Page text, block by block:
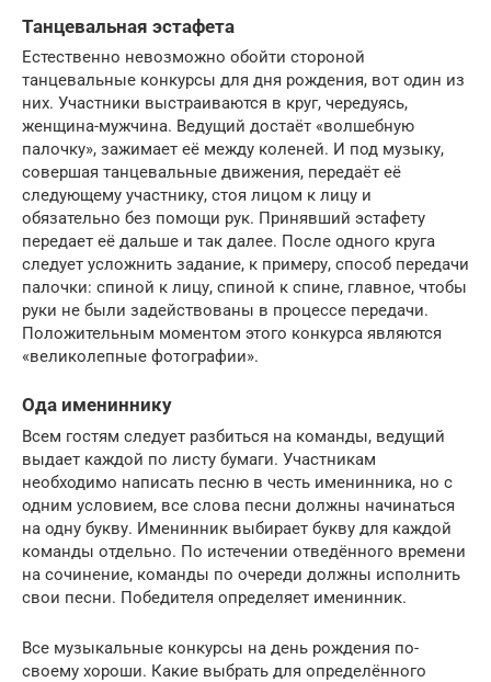
Танцевальная эстафета
Естественно невозможно обойти стороной
танцевальные конкурсы для дня рождения, вот один из
них. Участники выстраиваются в круг, чередуясь,
женщина-мужчина. Ведущий достаёт «волшебную
палочку», зажимает её между коленей. И под музыку,
совершая танцевальные движения, передаёт её
следующему участнику, стоя лицом к лицу и
обязательно без помощи рук. Принявший эстафету
передает её дальше и так далее. После одного круга
следует усложнить задание, к примеру, способ передачи
палочки: спиной к лицу, спиной к спине, главное, чтобы
руки не были задействованы в процессе передачи.
Положительным моментом этого конкурса являются
«великолепные фотографии».
Ода имениннику
Всем гостям следует разбиться на команды, ведущий
выдает каждой по листу бумаги. Участникам
необходимо написать песню в честь именинника, но с
одним условием, все слова песни должны начинаться
на одну букву. Именинник выбирает букву для каждой
команды отдельно. По истечении отведённого времени
на сочинение, команды по очереди должны исполнить
свои песни. Победителя определяет именинник.
Все музыкальные конкурсы на день рождения по-
своему хороши. Какие выбрать для определённого